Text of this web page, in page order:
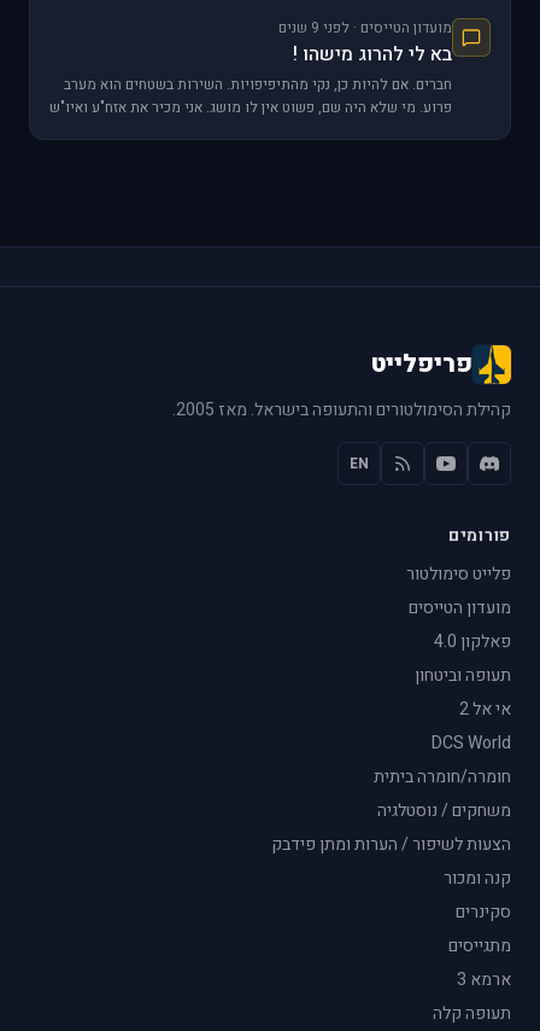
מועדון הטייסים · לפני 9 שנים
בא לי להרוג מישהו !
חברים. אם להיות כן, נקי מהתיפיפויות. השירות בשטחים הוא מערב
פרוע. מי שלא היה שם, פשוט אין לו מושג. אני מכיר את אזח"ע ואיו"ש
פריפלייט
קהילת הסימולטורים והתעופה בישראל. מאז 2005.
EN
פורומים
פלייט סימולטור
מועדון הטייסים
פאלקון 4.0
תעופה וביטחון
אי אל 2
DCS World
חומרה/חומרה ביתית
משחקים / נוסטלגיה
הצעות לשיפור / הערות ומתן פידבק
קנה ומכור
סקינרים
מתגייסים
ארמא 3
תעופה קלה